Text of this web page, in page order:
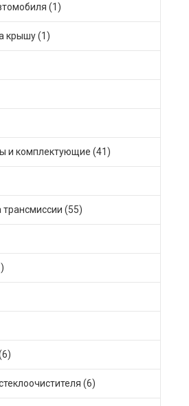
(1)
крышу (1)
и комплектующие (41)
(55)
(6)